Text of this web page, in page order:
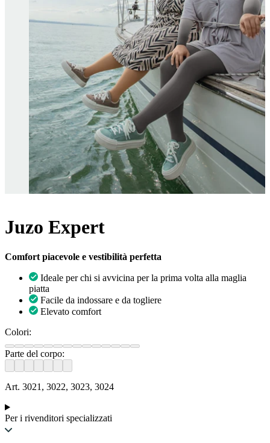
Juzo Expert
Comfort piacevole e vestibilità perfetta
Ideale per chi si avvicina per la prima volta alla maglia
piatta
Facile da indossare e da togliere
Elevato comfort
Colori:
Parte del corpo:
Art. 3021, 3022, 3023, 3024
Per i rivenditori specializzati